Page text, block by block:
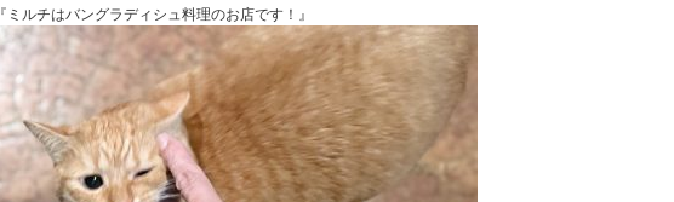
『ミルチはバングラディシュ料理のお店です！』